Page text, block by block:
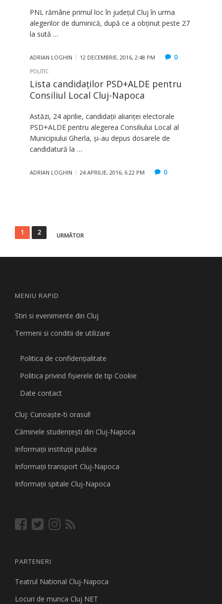
PNL rămâne primul loc în judeţul Cluj în urma
alegerilor de duminică, după ce a obţinut peste 27
la sută …
ADRIAN LOGHIN 12 DECEMBRIE, 2016, 2:48 PM 0
POLITIC
Lista candidaților PSD+ALDE pentru
Consiliul Local Cluj-Napoca
Astăzi, 24 aprilie, candidații alianței electorale
PSD+ALDE pentru alegerea Consiliului Local al
Municipiului Gherla, și-au depus dosarele de
candidatură la …
ADRIAN LOGHIN 24 APRILIE, 2016, 6:22 PM 0
Paginație
1 2 URMĂTOR
MENIU RAPID
Stiri si evenimente din Cluj
Termeni si conditii de utilizare
Politica de confidențialitate
Politica privind fişierele de tip Cookie
Date contact
Cluj: Cunoaşte-ti orasul!
Căminele studenţeşti din Cluj-Napoca
Informaţii instituţii publice
Informaţii transport Cluj-Napoca
Informaţii spitale Cluj-Napoca
PARTENERI
Teatrul National Cluj-Napoca
Locuri de munca Cluj NET